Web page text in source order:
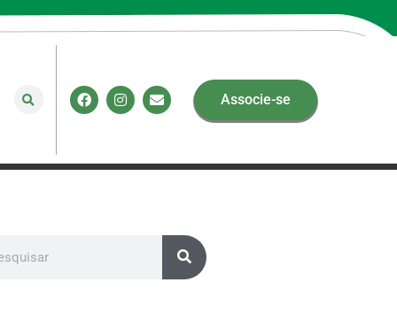
Associe-se